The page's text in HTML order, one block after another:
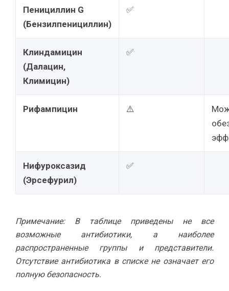
Пенициллин G
(Бензилпенициллин)
✅
Клиндамицин
(Далацин,
Климицин)
✅
Рифампицин ⚠️
Нифуроксазид
(Эрсефурил)
✅
Примечание: В таблице приведены не все
возможные антибиотики, а наиболее
распространенные группы и представители.
Отсутствие антибиотика в списке не означает его
полную безопасность.